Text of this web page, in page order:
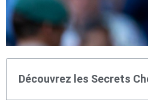
Découvrez les Secrets